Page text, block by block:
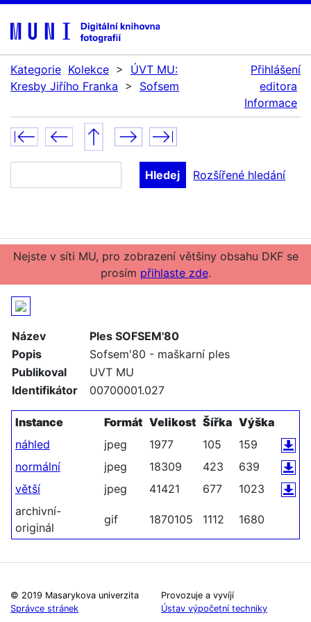
Kategorie Kolekce >
ÚVT MU:
Kresby Jiřího Franka > Sofsem
Přihlášení
editora
Informace
Rozšířené hledání
Nejste v síti MU, pro zobrazení většiny obsahu DKF se
prosím přihlaste zde.
Název
Ples SOFSEM'80
Popis
Sofsem'80 - maškarní ples
Publikoval
UVT MU
Identifikátor
00700001.027
Instance Formát Velikost Šířka Výška
náhled
jpeg 1977 105
159
normální
jpeg 18309 423
639
větší
jpeg 41421 677
1023
archivní-
originál
gif 1870105 1112 1680
© 2019 Masarykova univerzita
Správce stránek
Provozuje a vyvíjí
Ústav výpočetní techniky